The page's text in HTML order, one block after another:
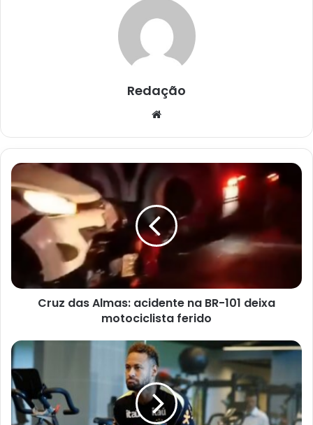
Redação
Cruz
das
Almas:
acidente
na
BR-
motociclista
Cruz das Almas: acidente na BR-101 deixa
motociclista ferido
Neymar
fará
exame
na
segunda-
feira